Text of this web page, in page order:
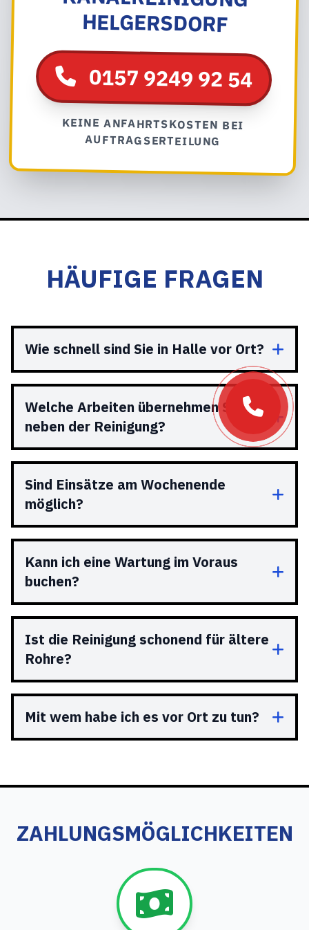
HELGERSDORF
0157 9249 92 54
KEINE ANFAHRTSKOSTEN BEI
AUFTRAGSERTEILUNG
HÄUFIGE FRAGEN
Wie schnell sind Sie in Halle vor Ort?
Welche Arbeiten übernehmen Sie
neben der Reinigung?
Sind Einsätze am Wochenende
möglich?
Kann ich eine Wartung im Voraus
buchen?
Ist die Reinigung schonend für ältere
Rohre?
Mit wem habe ich es vor Ort zu tun?
ZAHLUNGSMÖGLICHKEITEN